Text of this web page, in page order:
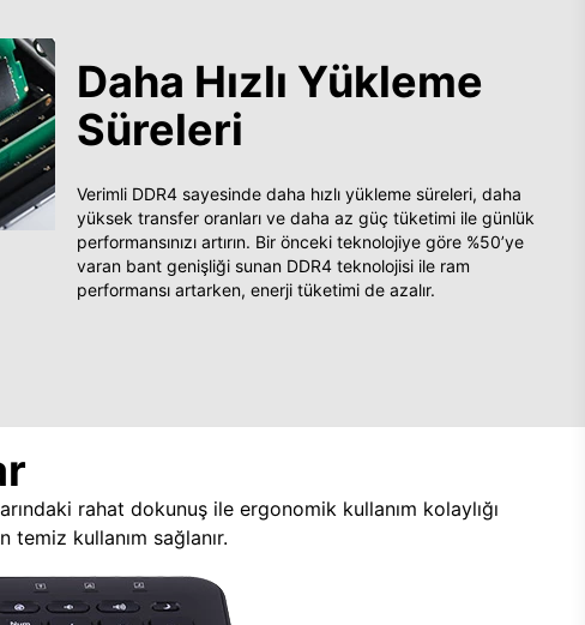
Daha Hızlı Yükleme
Süreleri
Verimli DDR4 sayesinde daha hızlı yükleme süreleri, daha
yüksek transfer oranları ve daha az güç tüketimi ile günlük
performansınızı artırın. Bir önceki teknolojiye göre %50’ye
varan bant genişliği sunan DDR4 teknolojisi ile ram
performansı artarken, enerji tüketimi de azalır.
rahat dokunuş ile ergonomik kullanım kolaylığı
kullanım sağlanır.